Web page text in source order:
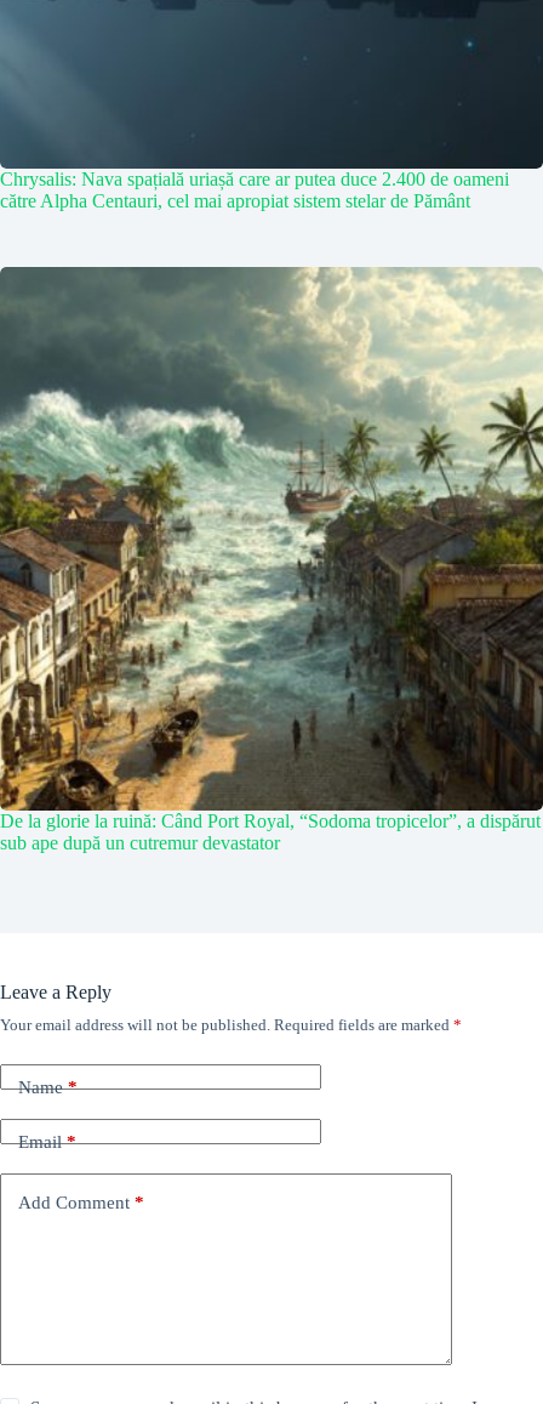
Chrysalis: Nava spațială uriașă care ar putea duce 2.400 de oameni
către Alpha Centauri, cel mai apropiat sistem stelar de Pământ
De la glorie la ruină: Când Port Royal, “Sodoma tropicelor”, a dispărut
sub ape după un cutremur devastator
Leave a Reply
Your email address will not be published. Required fields are marked *
Name*
Email*
Add Comment *